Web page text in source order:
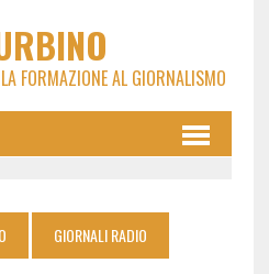
FORMAZIONE AL GIORNALISMO
GIORNALI RADIO